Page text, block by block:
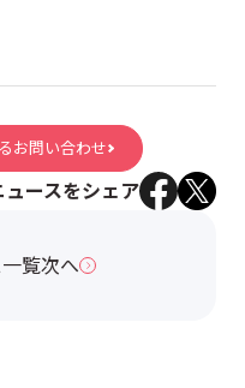
お問い合わせ
ュースをシェア
覧次へ